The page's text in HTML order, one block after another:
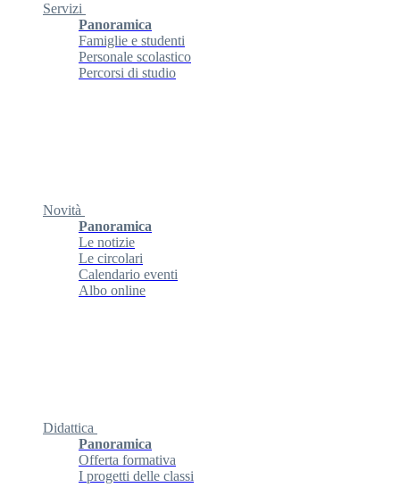
Servizi
Panoramica
Famiglie e studenti
Personale scolastico
Percorsi di studio
Novità
Panoramica
Le notizie
Le circolari
Calendario eventi
Albo online
Didattica
Panoramica
Offerta formativa
I progetti delle classi